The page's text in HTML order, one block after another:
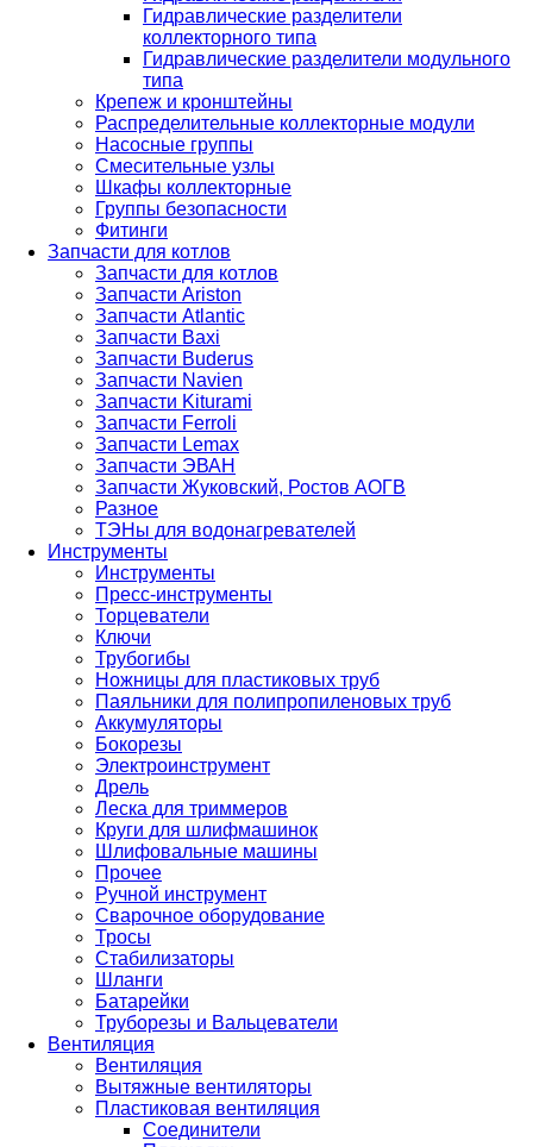
Гидравлические разделители
коллекторного типа
Гидравлические разделители модульного
типа
Крепеж и кронштейны
Распределительные коллекторные модули
Насосные группы
Смесительные узлы
Шкафы коллекторные
Группы безопасности
Фитинги
Запчасти для котлов
Запчасти для котлов
Запчасти Ariston
Запчасти Atlantic
Запчасти Baxi
Запчасти Buderus
Запчасти Navien
Запчасти Kiturami
Запчасти Ferroli
Запчасти Lemax
Запчасти ЭВАН
Запчасти Жуковский, Ростов АОГВ
Разное
ТЭНы для водонагревателей
Инструменты
Инструменты
Пресс-инструменты
Торцеватели
Ключи
Трубогибы
Ножницы для пластиковых труб
Паяльники для полипропиленовых труб
Аккумуляторы
Бокорезы
Электроинструмент
Дрель
Леска для триммеров
Круги для шлифмашинок
Шлифовальные машины
Прочее
Ручной инструмент
Сварочное оборудование
Тросы
Стабилизаторы
Шланги
Батарейки
Труборезы и Вальцеватели
Вентиляция
Вентиляция
Вытяжные вентиляторы
Пластиковая вентиляция
Соединители